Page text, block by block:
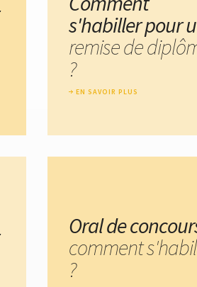
s'habiller pour
remise de
?
EN SAVOIR PLUS
Oral de
comment
?